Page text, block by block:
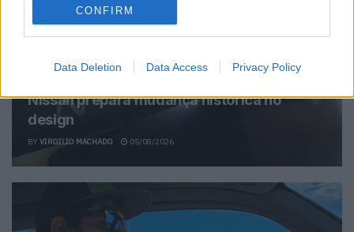
CONFIRM
Data Deletion Data Access Privacy Policy
Nissan prepara mudança histórica no
design
BY VIRGILIO MACHADO 05/08/2026